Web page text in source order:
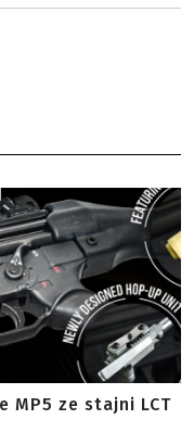
MP5 ze stajni LCT